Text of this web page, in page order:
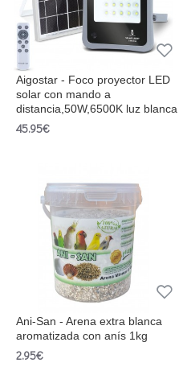
Aigostar - Foco proyector LED
solar con mando a
distancia,50W,6500K luz blanca
45.95€
Ani-San - Arena extra blanca
aromatizada con anís 1kg
2.95€